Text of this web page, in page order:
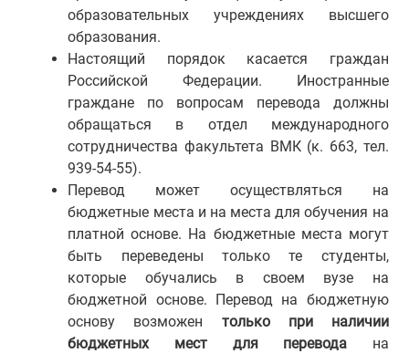
образовательных учреждениях высшего
образования.
Настоящий порядок касается граждан
Российской Федерации. Иностранные
граждане по вопросам перевода должны
обращаться в отдел международного
сотрудничества факультета ВМК (к. 663, тел.
939-54-55).
Перевод может осуществляться на
бюджетные места и на места для обучения на
платной основе. На бюджетные места могут
быть переведены только те студенты,
которые обучались в своем вузе на
бюджетной основе. Перевод на бюджетную
основу возможен только при наличии
бюджетных мест для перевода на